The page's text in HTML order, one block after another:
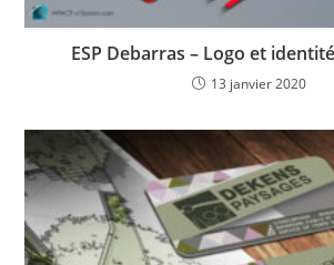
ESP Debarras – Logo et
13 janvier 2020